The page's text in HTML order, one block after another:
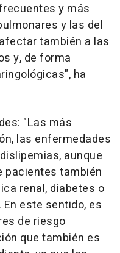
y más
y las del
también a las
y, de forma
ha
"Las más
las enfermedades
aunque
pacientes también
renal, diabetes o
este sentido, es
de riesgo
que también es